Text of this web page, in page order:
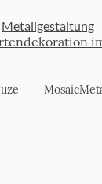
Metallgestaltung